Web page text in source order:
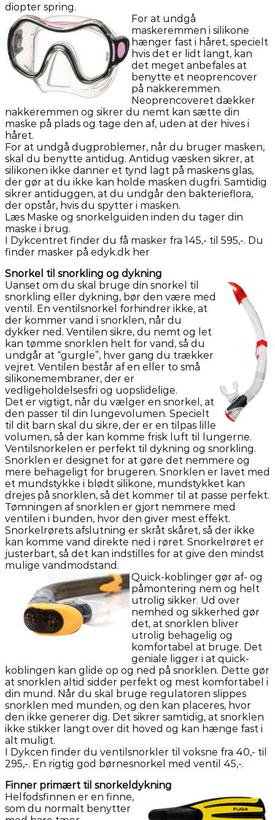
diopter spring.
For at undgå
maskeremmen i silikone
hænger fast i håret, specielt
hvis det er lidt langt, kan
det meget anbefales at
benytte et neoprencover
på nakkeremmen.
Neoprencoveret dækker
nakkeremmen og sikrer du nemt kan sætte din
maske på plads og tage den af, uden at der hives i
håret.
For at undgå dugproblemer, når du bruger masken,
skal du benytte antidug. Antidug væsken sikrer, at
silikonen ikke danner et tynd lagt på maskens glas,
der gør at du ikke kan holde masken dugfri. Samtidig
sikrer antiduggen, at du undgår den bakterieflora,
der opstår, hvis du spytter i masken.
Læs Maske og snorkelguiden inden du tager din
maske i brug.
I Dykcentret finder du få masker fra 145,- til 595,-. Du
finder masker på edyk.dk her
Snorkel til snorkling og dykning
Uanset om du skal bruge din snorkel til
snorkling eller dykning, bør den være med
ventil. En ventilsnorkel forhindrer ikke, at
der kommer vand i snorklen, når du
dykker ned. Ventilen sikre, du nemt og let
kan tømme snorklen helt for vand, så du
undgår at “gurgle”, hver gang du trækker
vejret. Ventilen består af en eller to små
silikonemembraner, der er
vedligeholdelsesfri og uopslidelige.
Det er vigtigt, når du vælger en snorkel, at
den passer til din lungevolumen. Specielt
til dit barn skal du sikre, der er en tilpas lille
volumen, så der kan komme frisk luft til lungerne.
Ventilsnorkelen er perfekt til dykning og snorkling.
Snorklen er designet for at gøre det nemmere og
mere behageligt for brugeren. Snorklen er lavet med
et mundstykke i blødt silikone, mundstykket kan
drejes på snorklen, så det kommer til at passe perfekt.
Tømningen af snorklen er gjort nemmere med
ventilen i bunden, hvor den giver mest effekt.
Snorkelrørets afslutning er skråt skåret, så der ikke
kan komme vand direkte ned i røret. Snorkelrøret er
justerbart, så det kan indstilles for at give den mindst
mulige vandmodstand.
Quick-koblinger gør af- og
påmontering nem og helt
utrolig sikker. Ud over
nemhed og sikkerhed gør
det, at snorklen bliver
utrolig behagelig og
komfortabel at bruge. Det
geniale ligger i at quick-
koblingen kan glide op og ned på snorklen. Dette gør
at snorklen altid sidder perfekt og mest komfortabel i
din mund. Når du skal bruge regulatoren slippes
snorklen med munden, og den kan placeres, hvor
den ikke generer dig. Det sikrer samtidig, at snorklen
ikke stikker langt over dit hoved og kan hænge fast i
alt muligt.
I Dykcen finder du ventilsnorkler til voksne fra 40,- til
295,-. En rigtig god børnesnorkel med ventil 45,-.
Finner primært til snorkeldykning
Helfodsfinnen er en finne,
som du normalt benytter